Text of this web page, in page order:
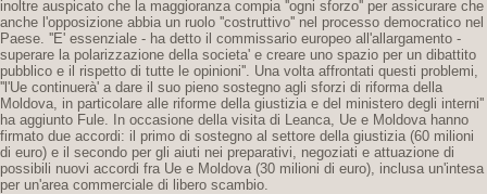
inoltre auspicato che la maggioranza compia ''ogni sforzo'' per assicurare che
anche l'opposizione abbia un ruolo ''costruttivo'' nel processo democratico nel
Paese. ''E' essenziale - ha detto il commissario europeo all'allargamento -
superare la polarizzazione della societa' e creare uno spazio per un dibattito
pubblico e il rispetto di tutte le opinioni''. Una volta affrontati questi problemi,
''l'Ue continuerà' a dare il suo pieno sostegno agli sforzi di riforma della
Moldova, in particolare alle riforme della giustizia e del ministero degli interni''
ha aggiunto Fule. In occasione della visita di Leanca, Ue e Moldova hanno
firmato due accordi: il primo di sostegno al settore della giustizia (60 milioni
di euro) e il secondo per gli aiuti nei preparativi, negoziati e attuazione di
possibili nuovi accordi fra Ue e Moldova (30 milioni di euro), inclusa un'intesa
per un'area commerciale di libero scambio.